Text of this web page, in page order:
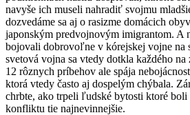
navyše ich museli nahradiť svojmu
dozvedáme sa aj o rasizme domácich
japonským predvojnovým imigrantom. A
bojovali dobrovoľne v kórejskej vojne na
svetová vojna sa vtedy dotkla každého
12 rôznych príbehov ale spája
ktorá vtedy často aj dospelým chýbala.
chrbte, ako trpeli ľudské bytosti ktoré boli
konfliktu tie najnevinnejšie.